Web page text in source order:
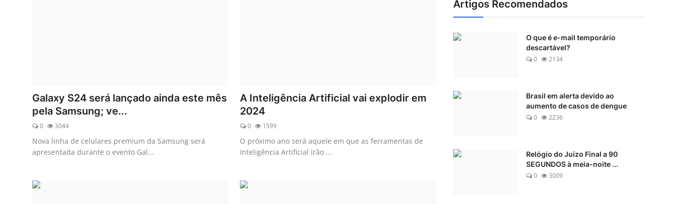
Galaxy S24 será lançado ainda este mês
pela Samsung; ve...
0 3044
Nova linha de celulares premium da Samsung será
apresentada durante o evento Gal...
A Inteligência Artificial vai explodir em
2024
0 1599
O próximo ano será aquele em que as ferramentas de
Inteligência Artificial irão ...
Artigos Recomendados
O que é e-mail temporário
descartável?
0
2134
Brasil em alerta devido ao
aumento de casos de dengue
0
2236
Relógio do Juízo Final a 90
SEGUNDOS à meia-noite ...
0
3009